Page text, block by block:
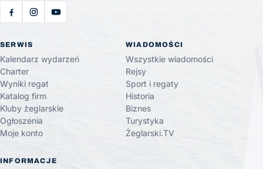
SERWIS
Kalendarz wydarzeń
Charter
Wyniki regat
Katalog firm
Kluby żeglarskie
Ogłoszenia
Moje konto
WIADOMOŚCI
Wszystkie wiadomości
Rejsy
Sport i regaty
Historia
Biznes
Turystyka
Żeglarski.TV
INFORMACJE